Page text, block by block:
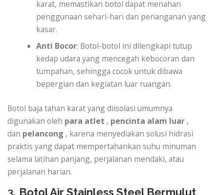
karat, memastikan botol dapat menahan
penggunaan sehari-hari dan penanganan yang
kasar.
Anti Bocor: Botol-botol ini dilengkapi tutup
kedap udara yang mencegah kebocoran dan
tumpahan, sehingga cocok untuk dibawa
bepergian dan kegiatan luar ruangan.
Botol baja tahan karat yang diisolasi umumnya
digunakan oleh para atlet , pencinta alam luar ,
dan pelancong , karena menyediakan solusi hidrasi
praktis yang dapat mempertahankan suhu minuman
selama latihan panjang, perjalanan mendaki, atau
perjalanan harian.
3. Botol Air Stainless Steel Bermulut